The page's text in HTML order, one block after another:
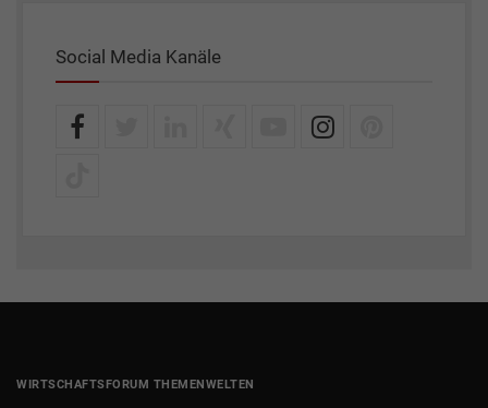
Social Media Kanäle
WIRTSCHAFTSFORUM THEMENWELTEN